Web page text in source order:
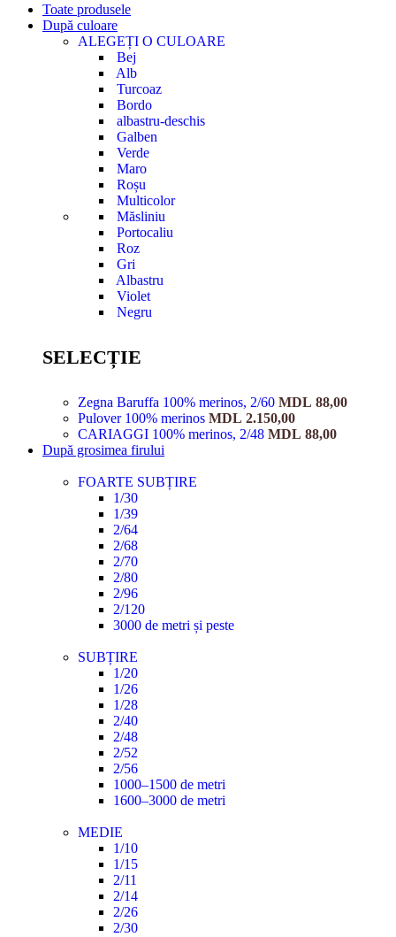
Toate produsele
După culoare
ALEGEȚI O CULOARE
Bej
Alb
Turcoaz
Bordo
albastru-deschis
Galben
Verde
Maro
Roșu
Multicolor
Măsliniu
Portocaliu
Roz
Gri
Albastru
Violet
Negru
SELECȚIE
Zegna Baruffa 100% merinos, 2/60 MDL 88,00
Pulover 100% merinos MDL 2.150,00
CARIAGGI 100% merinos, 2/48 MDL 88,00
După grosimea firului
FOARTE SUBȚIRE
1/30
1/39
2/64
2/68
2/70
2/80
2/96
2/120
3000 de metri și peste
SUBȚIRE
1/20
1/26
1/28
2/40
2/48
2/52
2/56
1000–1500 de metri
1600–3000 de metri
MEDIE
1/10
1/15
2/11
2/14
2/26
2/30